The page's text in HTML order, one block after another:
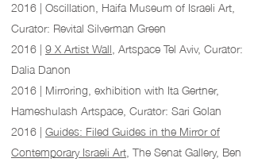
2016 | Oscillation, Haifa Museum of Israeli Art,
Curator: Revital Silverman Green
2016 |9 X Artist Wall, Artspace Tel Aviv, Curator:
Dalia Danon
2016 | Mirroring, exhibition with Ita Gertner,
Hameshulash Artspace, Curator: Sari Golan
2016 |Guides: Filed Guides in the Mirror of
Contemporary Israeli Art, The Senat Gallery, Ben